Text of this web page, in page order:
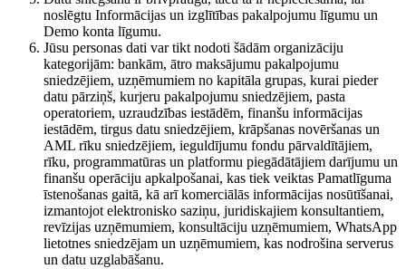
noslēgtu Informācijas un izglītības pakalpojumu līgumu un
Demo konta līgumu.
Jūsu personas dati var tikt nodoti šādām organizāciju
kategorijām: bankām, ātro maksājumu pakalpojumu
sniedzējiem, uzņēmumiem no kapitāla grupas, kurai pieder
datu pārziņš, kurjeru pakalpojumu sniedzējiem, pasta
operatoriem, uzraudzības iestādēm, finanšu informācijas
iestādēm, tirgus datu sniedzējiem, krāpšanas novēršanas un
AML rīku sniedzējiem, ieguldījumu fondu pārvaldītājiem,
rīku, programmatūras un platformu piegādātājiem darījumu un
finanšu operāciju apkalpošanai, kas tiek veiktas Pamatlīguma
īstenošanas gaitā, kā arī komerciālās informācijas nosūtīšanai,
izmantojot elektronisko saziņu, juridiskajiem konsultantiem,
revīzijas uzņēmumiem, konsultāciju uzņēmumiem, WhatsApp
lietotnes sniedzējam un uzņēmumiem, kas nodrošina serverus
un datu uzglabāšanu.